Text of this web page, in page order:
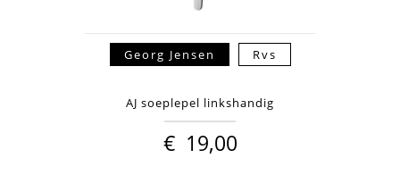
Georg Jensen Rvs
AJ soeplepel linkshandig
€ 19,00